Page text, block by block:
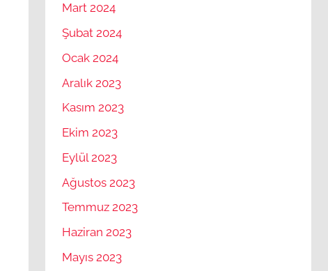
Mart 2024
Şubat 2024
Ocak 2024
Aralık 2023
Kasım 2023
Ekim 2023
Eylül 2023
Ağustos 2023
Temmuz 2023
Haziran 2023
Mayıs 2023